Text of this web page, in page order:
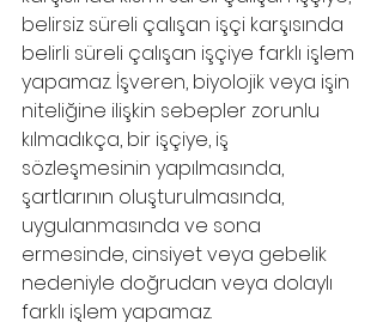
belirsiz süreli çalışan işçi karşısında
belirli süreli çalışan işçiye farklı işlem
yapamaz. İşveren, biyolojik veya işin
niteliğine ilişkin sebepler zorunlu
kılmadıkça, bir işçiye, iş
sözleşmesinin yapılmasında,
şartlarının oluşturulmasında,
uygulanmasında ve sona
ermesinde, cinsiyet veya gebelik
nedeniyle doğrudan veya dolaylı
farklı işlem yapamaz.